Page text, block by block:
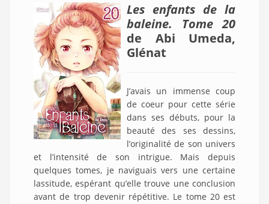
Les enfants de la
baleine. Tome 20
de Abi Umeda,
Glénat
J’avais un immense coup
de coeur pour cette série
dans ses débuts, pour la
beauté des ses dessins,
l’originalité de son univers
et l’intensité de son intrigue. Mais depuis
quelques tomes, je naviguais vers une certaine
lassitude, espérant qu’elle trouve une conclusion
avant de trop devenir répétitive. Le tome 20 est